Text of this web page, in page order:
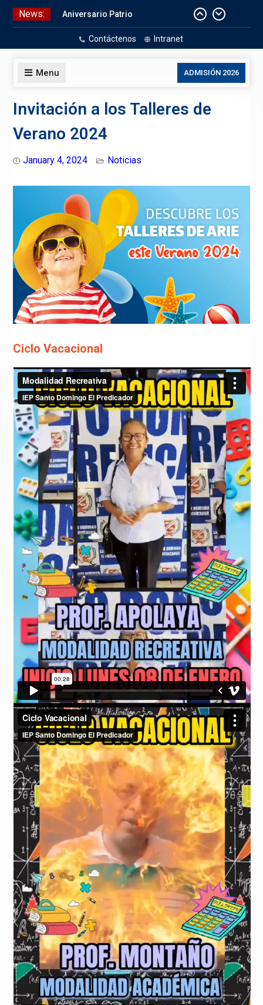
Skip
News:
Laboratorios de Cómputo
Aniversario Patrio
CELEBRACIÓN DE BAUTISMO
Contáctenos Intranet
Menu ADMISIÓN 2026
Invitación a los Talleres de
Verano 2024
January 4, 2024 Noticias
Ciclo Vacacional